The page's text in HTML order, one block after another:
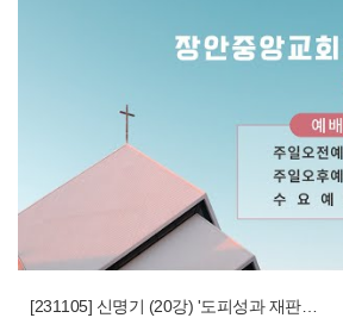
[231105] 신명기 (20강) '도피성과 재판에 담긴 복음'